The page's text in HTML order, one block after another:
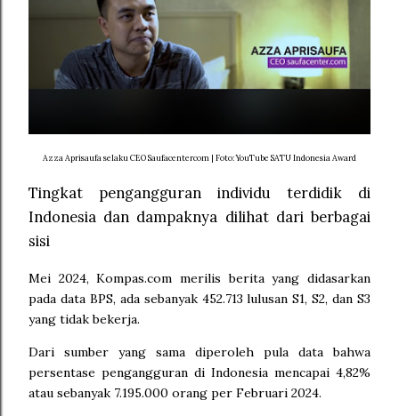
Azza Aprisaufa selaku CEO Saufacentercom | Foto: YouTube SATU Indonesia Award
Tingkat pengangguran individu terdidik di
Indonesia dan dampaknya dilihat dari berbagai
sisi
Mei 2024, Kompas.com merilis berita yang didasarkan
pada data BPS, ada sebanyak 452.713 lulusan S1, S2, dan S3
yang tidak bekerja.
Dari sumber yang sama diperoleh pula data bahwa
persentase pengangguran di Indonesia mencapai 4,82%
atau sebanyak 7.195.000 orang per Februari 2024.